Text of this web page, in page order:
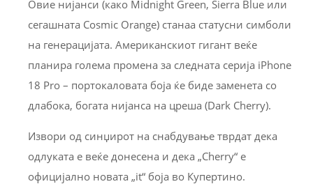
Овие нијанси (како Midnight Green, Sierra Blue или
сегашната Cosmic Orange) станаа статусни симболи
на генерацијата. Американскиот гигант веќе
планира голема промена за следната серија iPhone
18 Pro – портокаловата боја ќе биде заменета со
длабока, богата нијанса на цреша (Dark Cherry).
Извори од синџирот на снабдување тврдат дека
одлуката е веќе донесена и дека „Cherry“ е
официјално новата „it“ боја во Купертино.